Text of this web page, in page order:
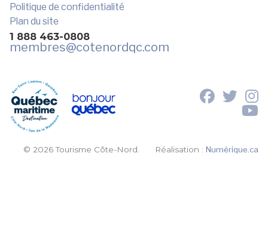
Politique de confidentialité
Plan du site
1 888 463-0808
membres@cotenordqc.com
© 2026 Tourisme Côte-Nord. Réalisation :Numérique.ca